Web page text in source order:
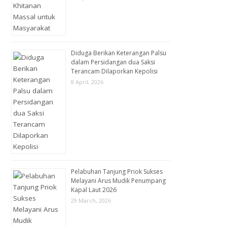
Diduga Berikan Keterangan Palsu
dalam Persidangan dua Saksi
Terancam Dilaporkan Kepolisi
8 April, 2026
Pelabuhan Tanjung Priok Sukses
Melayani Arus Mudik Penumpang
Kapal Laut 2026
29 March, 2026